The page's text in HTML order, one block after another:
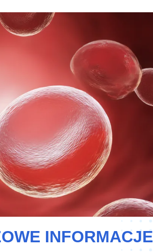
INFORMACJE